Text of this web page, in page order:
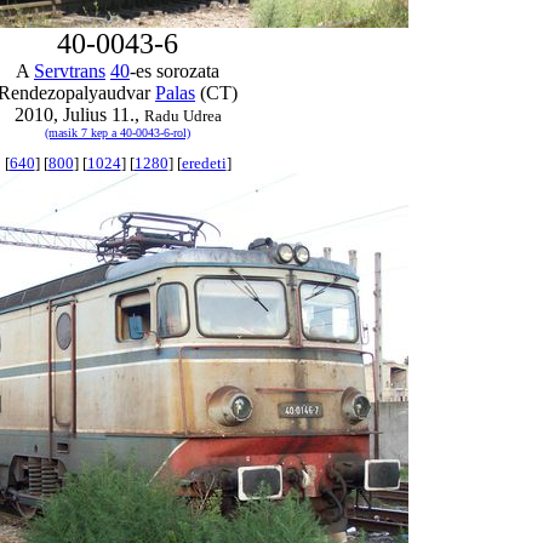
40-0043-6
A Servtrans 40-es sorozata
Palas (CT)
2010, Julius 11., Radu Udrea
(masik 7 kep a 40-0043-6-rol)
[640] [800] [1024] [1280] [eredeti]